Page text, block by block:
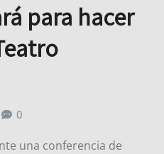
para hacer
0
una conferencia de